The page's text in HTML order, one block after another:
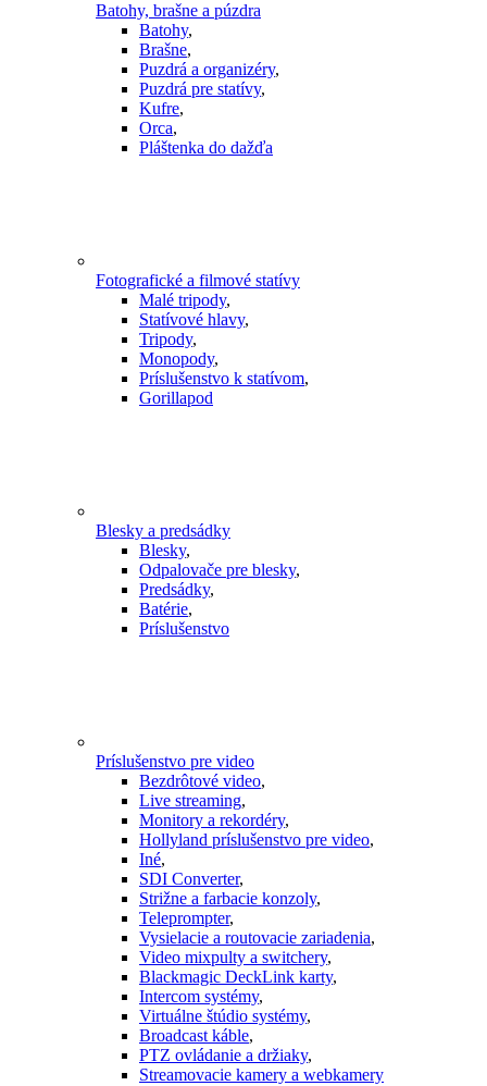
Batohy, brašne a púzdra
Batohy,
Brašne,
Puzdrá a organizéry,
Puzdrá pre statívy,
Kufre,
Orca,
Pláštenka do dažďa
Fotografické a filmové statívy
Malé tripody,
Statívové hlavy,
Tripody,
Monopody,
Príslušenstvo k statívom,
Gorillapod
Blesky a predsádky
Blesky,
Odpalovače pre blesky,
Predsádky,
Batérie,
Príslušenstvo
Príslušenstvo pre video
Bezdrôtové video,
Live streaming,
Monitory a rekordéry,
Hollyland príslušenstvo pre video,
Iné,
SDI Converter,
Strižne a farbacie konzoly,
Teleprompter,
Vysielacie a routovacie zariadenia,
Video mixpulty a switchery,
Blackmagic DeckLink karty,
Intercom systémy,
Virtuálne štúdio systémy,
Broadcast káble,
PTZ ovládanie a držiaky,
Streamovacie kamery a webkamery